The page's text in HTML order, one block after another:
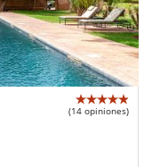
(14 opiniones)